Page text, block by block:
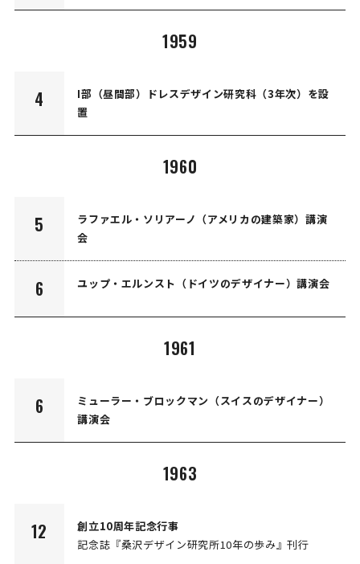
1959
4
I部（昼間部）ドレスデザイン研究科（3年次）を設
置
1960
5
ラファエル・ソリアーノ（アメリカの建築家）講演
会
6 ユップ・エルンスト（ドイツのデザイナー）講演会
1961
6
ミューラー・ブロックマン（スイスのデザイナー）
講演会
1963
12
創立10周年記念行事
記念誌『桑沢デザイン研究所10年の歩み』刊行